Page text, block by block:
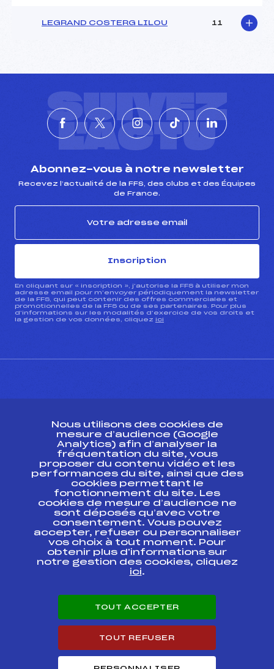
LEGRAND COSTERG LILOU 11
SUIVEZ
L'ACTU
Abonnez-vous à notre newsletter
Recevez l’actualité de la FFS, des clubs et des Équipes
de France.
Inscription
En cliquant sur « inscription », j’autorise la FFS à utiliser mon
adresse email pour m’envoyer périodiquement la newsletter
de la FFS, qui peut contenir des offres commerciales et
promotionnelles de la FFS ou de ses partenaires. Pour plus
d’informations sur les modalités d’exercice de vos droits et
la gestion de vos données, cliquez ici
Ressources
Pass’Neige
Projet sportif fédéral
Projet de performance fédéral
Antidopage
Pôle Développement, Formation, Suivi
Scientifique
Listes ministérielles
Pôle vie de l’athlète
Enseignement professionnel
Carrières
Nous utilisons des cookies de
mesure d’audience (Google
Analytics) afin d’analyser la
fréquentation du site, vous
proposer du contenu vidéo et les
performances du site, ainsi que des
cookies permettant le
fonctionnement du site. Les
cookies de mesure d’audience ne
sont déposés qu’avec votre
consentement. Vous pouvez
accepter, refuser ou personnaliser
vos choix à tout moment. Pour
obtenir plus d'informations sur
notre gestion des cookies, cliquez
ici.
TOUT ACCEPTER
TOUT REFUSER